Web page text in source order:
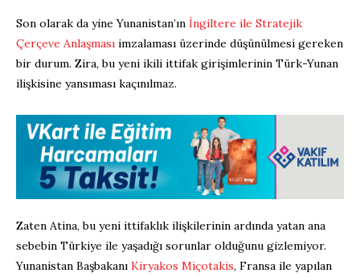
Son olarak da yine Yunanistan’ın İngiltere ile Stratejik
Çerçeve Anlaşması imzalaması üzerinde düşünülmesi gereken
bir durum. Zira, bu yeni ikili ittifak girişimlerinin Türk-Yunan
ilişkisine yansıması kaçınılmaz.
Zaten Atina, bu yeni ittifaklık ilişkilerinin ardında yatan ana
sebebin Türkiye ile yaşadığı sorunlar olduğunu gizlemiyor.
Yunanistan Başbakanı Kiryakos Miçotakis, Fransa ile yapılan